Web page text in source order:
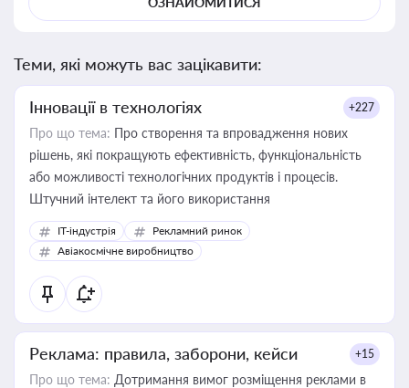
Теми, які можуть вас зацікавити:
Інновації в технологіях +227
Про що тема: Про створення та впровадження нових
рішень, які покращують ефективність, функціональність
або можливості технологічних продуктів і процесів.
Штучний інтелект та його використання
IT-індустрія
Рекламний ринок
Авіакосмічне виробництво
Реклама: правила, заборони, кейси +15
Про що тема: Дотримання вимог розміщення реклами в